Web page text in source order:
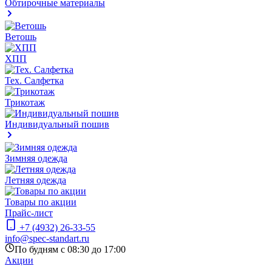
Обтирочные материалы
Ветошь
ХПП
Тех. Салфетка
Трикотаж
Индивидуальный пошив
Зимняя одежда
Летняя одежда
Товары по акции
Прайс-лист
+7 (4932) 26-33-55
info@spec-standart.ru
По будням с 08:30 до 17:00
Акции